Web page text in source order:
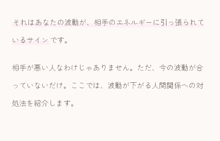
それはあなたの波動が、相手のエネルギーに引っ張られて
いるサイン です。
相手が悪い人なわけじゃありません。ただ、今の波動が合
っていないだけ。ここでは、波動が下がる人間関係への対
処法を紹介します。